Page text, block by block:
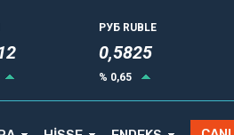
РУБ RUBLE
0,5825
% 0,65